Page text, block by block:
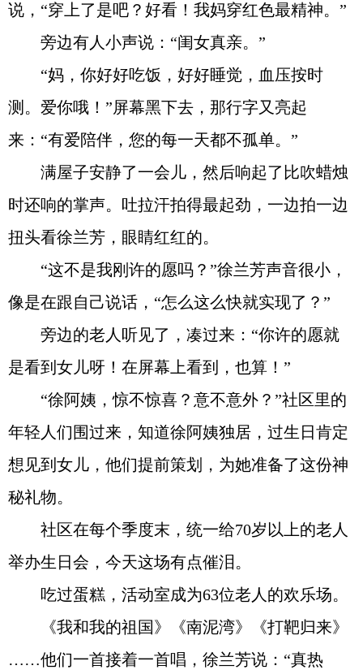
说，“穿上了是吧？好看！我妈穿红色最精神。”
旁边有人小声说：“闺女真亲。”
“妈，你好好吃饭，好好睡觉，血压按时
测。爱你哦！”屏幕黑下去，那行字又亮起
来：“有爱陪伴，您的每一天都不孤单。”
满屋子安静了一会儿，然后响起了比吹蜡烛
时还响的掌声。吐拉汗拍得最起劲，一边拍一边
扭头看徐兰芳，眼睛红红的。
“这不是我刚许的愿吗？”徐兰芳声音很小，
像是在跟自己说话，“怎么这么快就实现了？”
旁边的老人听见了，凑过来：“你许的愿就
是看到女儿呀！在屏幕上看到，也算！”
“徐阿姨，惊不惊喜？意不意外？”社区里的
年轻人们围过来，知道徐阿姨独居，过生日肯定
想见到女儿，他们提前策划，为她准备了这份神
秘礼物。
社区在每个季度末，统一给70岁以上的老人
举办生日会，今天这场有点催泪。
吃过蛋糕，活动室成为63位老人的欢乐场。
《我和我的祖国》《南泥湾》《打靶归来》
……他们一首接着一首唱，徐兰芳说：“真热